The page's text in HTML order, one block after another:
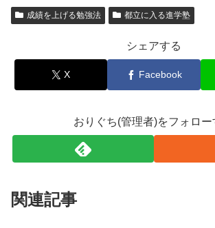
成績を上げる勉強法 都立に入る進学塾
シェアする
X Facebook
おりぐち(管理者)をフォロー
関連記事